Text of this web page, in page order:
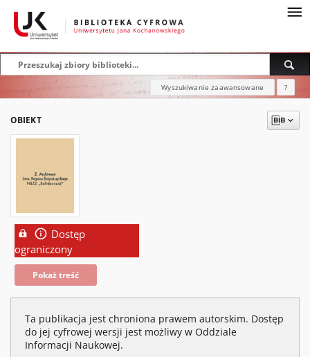
Wyszukiwanie zaawansowane ?
OBIEKT
Dostęp
ograniczony
Pokaż treść
Ta publikacja jest chroniona prawem autorskim. Dostęp
do jej cyfrowej wersji jest możliwy w Oddziale
Informacji Naukowej.